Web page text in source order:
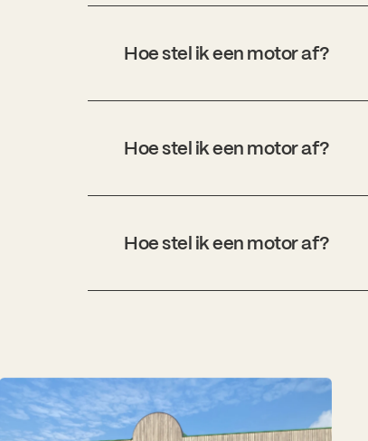
Hoe stel ik een motor af?
Hoe stel ik een motor af?
Hoe stel ik een motor af?